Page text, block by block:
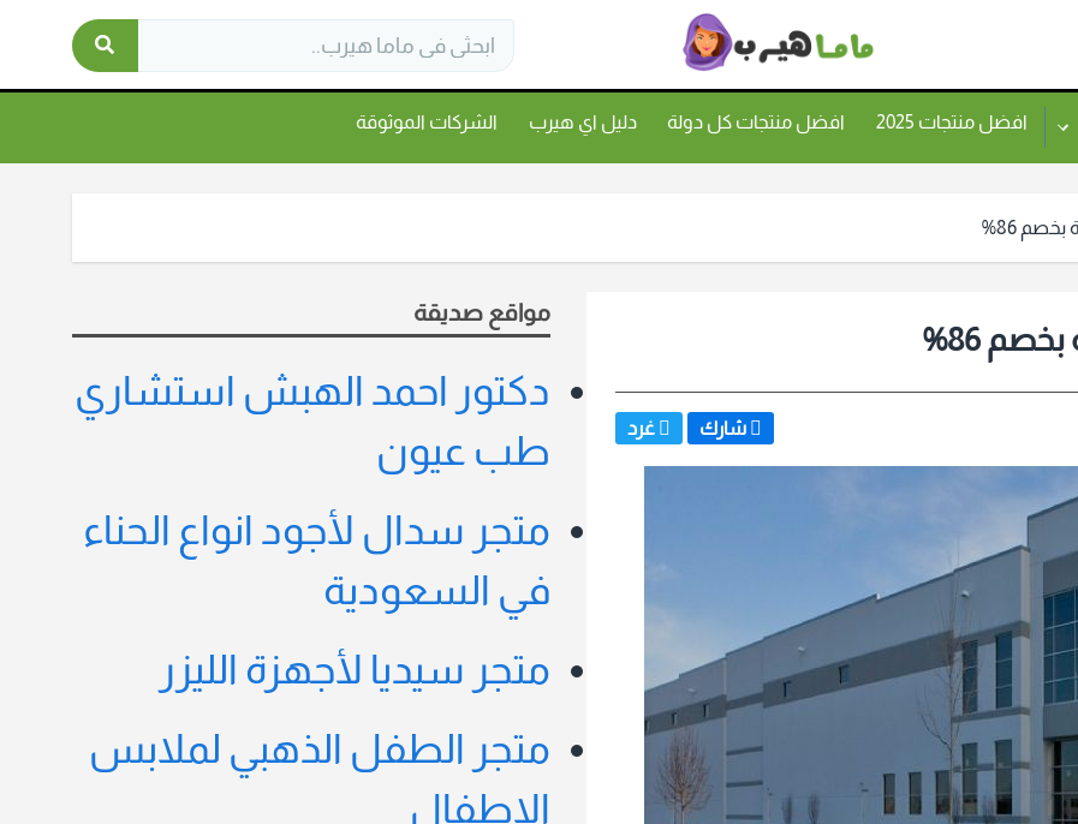
افضل منتجات 2025 افضل منتجات كل دولة دليل اي هيرب الشركات الموثوقة
86%
86%
شارك غرد
مواقع صديقة
دكتور احمد الهبش استشاري
طب عيون
متجر سدال لأجود انواع الحناء
في السعودية
متجر سيديا لأجهزة الليزر
متجر الطفل الذهبي لملابس
الاطفال